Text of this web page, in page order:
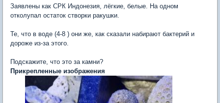
Заявлены как СРК Индонезия, лёгкие, белые. На одном
отколупал остаток створки ракушки.
Те, что в воде (4-8 ) они же, как сказали набирают бактерий и
дороже из-за этого.
Подскажите, что это за камни?
Прикрепленные изображения